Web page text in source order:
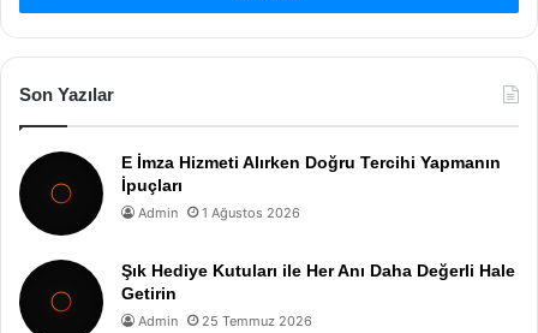
Son Yazılar
E İmza Hizmeti Alırken Doğru Tercihi Yapmanın
İpuçları
Admin 1 Ağustos 2026
Şık Hediye Kutuları ile Her Anı Daha Değerli Hale
Getirin
Admin 25 Temmuz 2026